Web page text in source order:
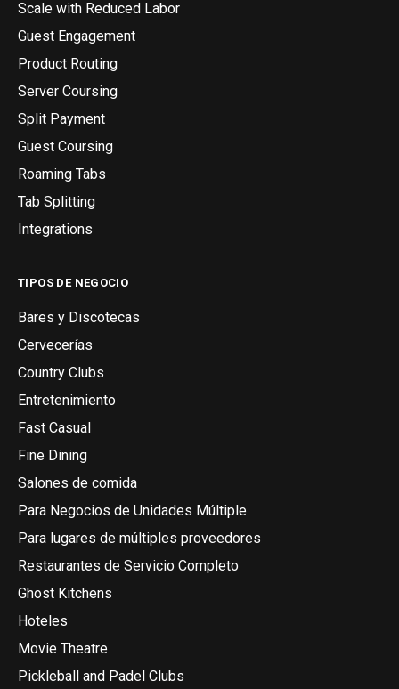
Scale with Reduced Labor
Guest Engagement
Product Routing
Server Coursing
Split Payment
Guest Coursing
Roaming Tabs
Tab Splitting
Integrations
TIPOS DE NEGOCIO
Bares y Discotecas
Cervecerías
Country Clubs
Entretenimiento
Fast Casual
Fine Dining
Salones de comida
Para Negocios de Unidades Múltiple
Para lugares de múltiples proveedores
Restaurantes de Servicio Completo
Ghost Kitchens
Hoteles
Movie Theatre
Pickleball and Padel Clubs